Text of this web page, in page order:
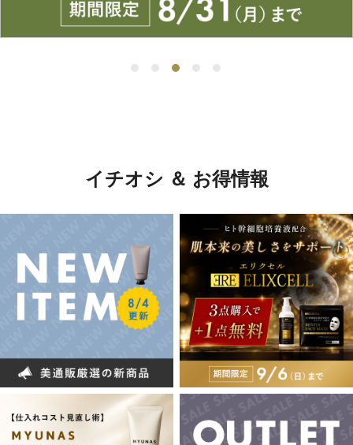
イチオシ ＆ お得情報